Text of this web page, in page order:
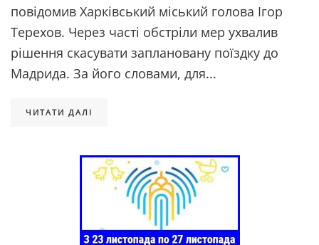
повідомив Харківський міський голова Ігор
Терехов. Через часті обстріли мер ухвалив
рішення скасувати заплановану поїздку до
Мадрида. За його словами, для...
ЧИТАТИ ДАЛІ